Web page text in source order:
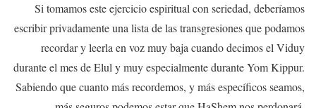
Si tomamos este ejercicio espiritual con seriedad, deberíamos
escribir privadamente una lista de las transgresiones que podamos
recordar y leerla en voz muy baja cuando decimos el Viduy
durante el mes de Elul y muy especialmente durante Yom Kippur.
Sabiendo que cuanto más recordemos, y más específicos seamos,